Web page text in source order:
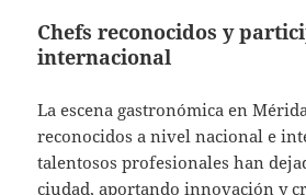
Chefs reconocidos y
internacional
La escena gastronómica en
reconocidos a nivel nacional e
talentosos profesionales han
ciudad, aportando innovación y